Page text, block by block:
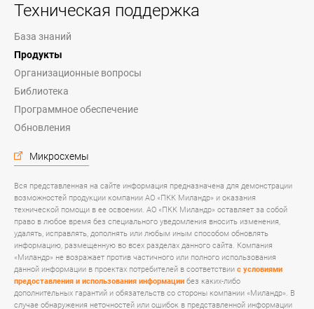
Техническая поддержка
База знаний
Продукты
Организационные вопросы
Библиотека
Программное обеспечение
Обновления
Микросхемы
Вся представленная на сайте информация предназначена для демонстрации
возможностей продукции компании АО «ПКК Миландр» и оказания
технической помощи в ее освоении. АО «ПКК Миландр» оставляет за собой
право в любое время без специального уведомления вносить изменения,
удалять, исправлять, дополнять или любым иным способом обновлять
информацию, размещенную во всех разделах данного сайта. Компания
«Миландр» не возражает против частичного или полного использования
данной информации в проектах потребителей в соответствии с условиями
предоставления и использования информации без каких-либо
дополнительных гарантий и обязательств со стороны компании «Миландр». В
случае обнаружения неточностей или ошибок в представленной информации